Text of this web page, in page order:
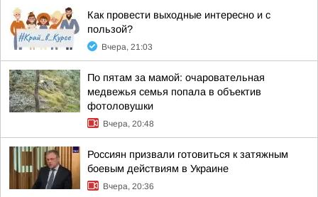
Как провести выходные интересно и с
пользой?
Вчера, 21:03
По пятам за мамой: очаровательная
медвежья семья попала в объектив
фотоловушки
Вчера, 20:48
Россиян призвали готовиться к затяжным
боевым действиям в Украине
Вчера, 20:36